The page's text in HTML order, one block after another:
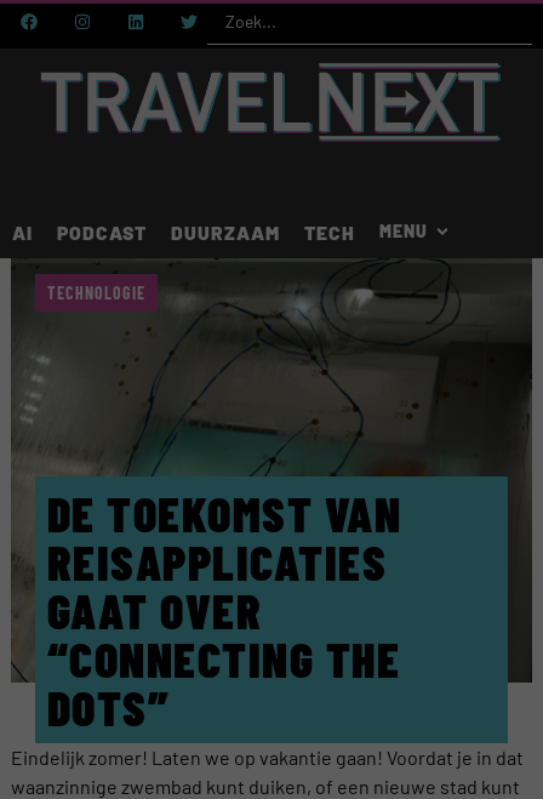
AI PODCAST DUURZAAM TECH
DE TOEKOMST VAN
REISAPPLICATIES
GAAT OVER
“CONNECTING THE
DOTS”
TECHNOLOGIE
Eindelijk zomer! Laten we op vakantie gaan! Voordat je in dat
waanzinnige zwembad kunt duiken, of een nieuwe stad kunt